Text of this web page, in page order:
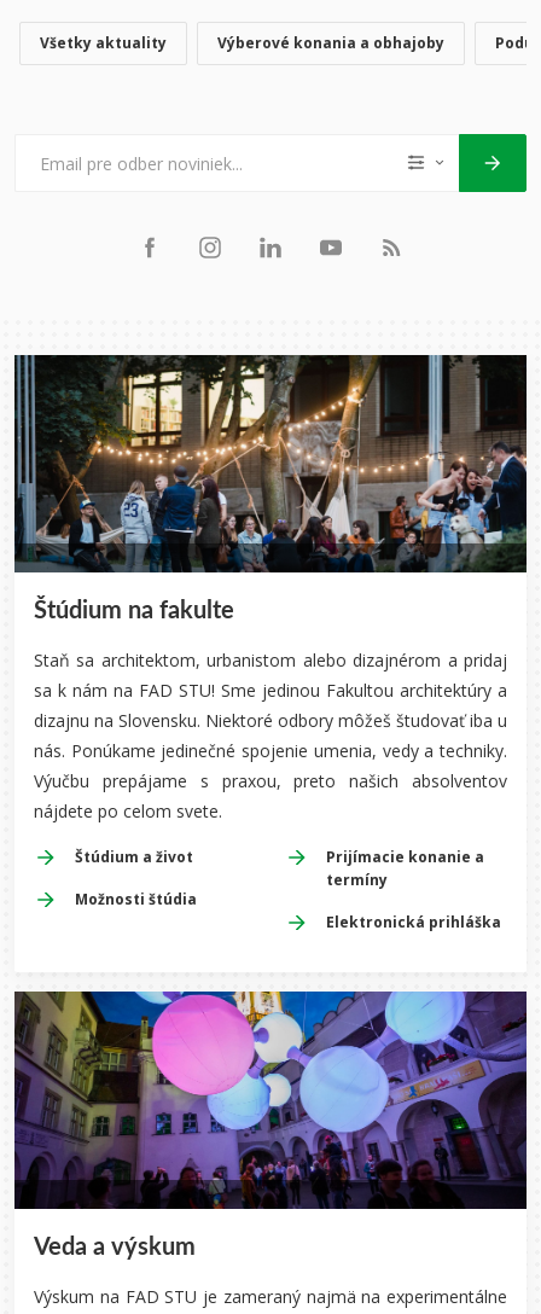
Všetky aktuality Výberové konania a obhajoby
Štúdium na fakulte
Staň sa architektom, urbanistom alebo dizajnérom a pridaj
sa k nám na FAD STU! Sme jedinou Fakultou architektúry a
dizajnu na Slovensku. Niektoré odbory môžeš študovať iba u
nás. Ponúkame jedinečné spojenie umenia, vedy a techniky.
Výučbu prepájame s praxou, preto našich absolventov
nájdete po celom svete.
Štúdium a život
Možnosti štúdia
Prijímacie konanie a
termíny
Elektronická prihláška
Veda a výskum
Výskum na FAD STU je zameraný najmä na experimentálne